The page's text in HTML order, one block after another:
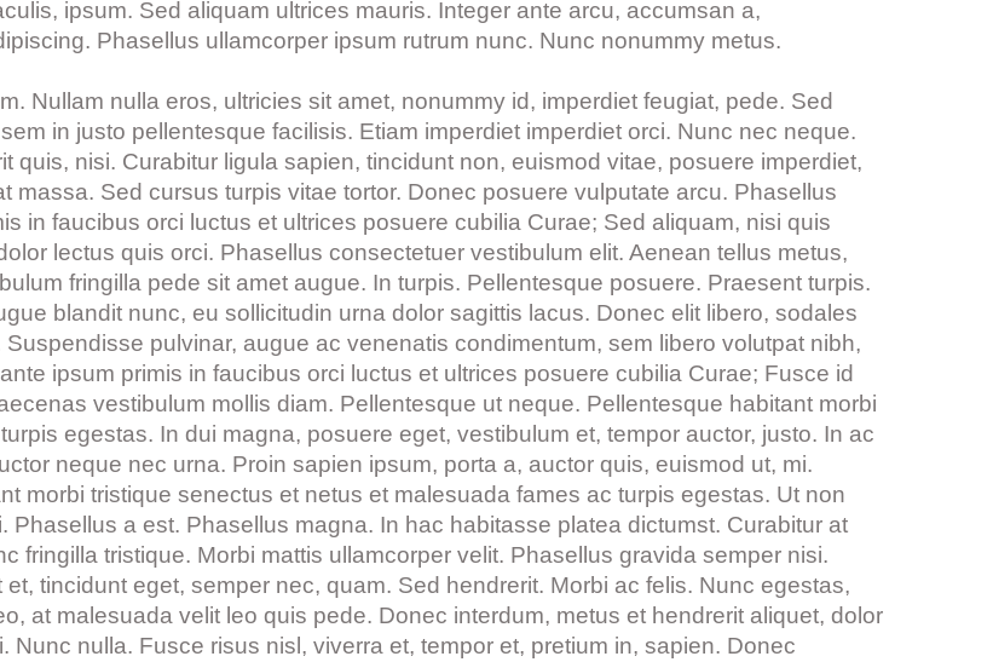
ipsum. Sed aliquam ultrices mauris. Integer ante arcu, accumsan a,
Phasellus ullamcorper ipsum rutrum nunc. Nunc nonummy metus.
Nullam nulla eros, ultricies sit amet, nonummy id, imperdiet feugiat, pede. Sed
in justo pellentesque facilisis. Etiam imperdiet imperdiet orci. Nunc nec neque.
quis, nisi. Curabitur ligula sapien, tincidunt non, euismod vitae, posuere imperdiet,
massa. Sed cursus turpis vitae tortor. Donec posuere vulputate arcu. Phasellus
in faucibus orci luctus et ultrices posuere cubilia Curae; Sed aliquam, nisi quis
lectus quis orci. Phasellus consectetuer vestibulum elit. Aenean tellus metus,
fringilla pede sit amet augue. In turpis. Pellentesque posuere. Praesent turpis.
blandit nunc, eu sollicitudin urna dolor sagittis lacus. Donec elit libero, sodales
pulvinar, augue ac venenatis condimentum, sem libero volutpat nibh,
ipsum primis in faucibus orci luctus et ultrices posuere cubilia Curae; Fusce id
vestibulum mollis diam. Pellentesque ut neque. Pellentesque habitant morbi
egestas. In dui magna, posuere eget, vestibulum et, tempor auctor, justo. In ac
neque nec urna. Proin sapien ipsum, porta a, auctor quis, euismod ut, mi.
morbi tristique senectus et netus et malesuada fames ac turpis egestas. Ut non
Phasellus a est. Phasellus magna. In hac habitasse platea dictumst. Curabitur at
fringilla tristique. Morbi mattis ullamcorper velit. Phasellus gravida semper nisi.
tincidunt eget, semper nec, quam. Sed hendrerit. Morbi ac felis. Nunc egestas,
at malesuada velit leo quis pede. Donec interdum, metus et hendrerit aliquet, dolor
nulla. Fusce risus nisl, viverra et, tempor et, pretium in, sapien. Donec